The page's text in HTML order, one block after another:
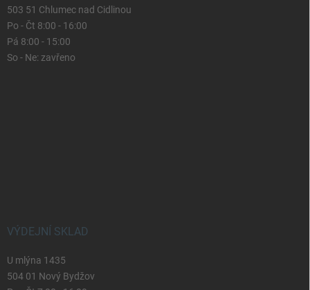
503 51 Chlumec nad Cidlinou
Po - Čt 8:00 - 16:00
Pá 8:00 - 15:00
So - Ne: zavřeno
VÝDEJNÍ SKLAD
U mlýna 1435
504 01 Nový Bydžov